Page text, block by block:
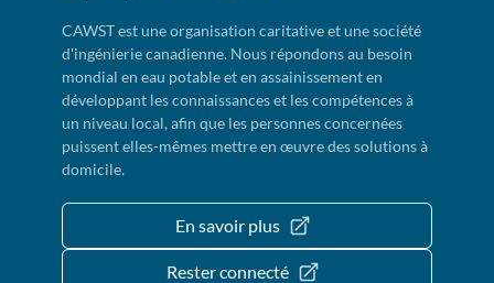
CAWST est une organisation caritative et une société
d'ingénierie canadienne. Nous répondons au besoin
mondial en eau potable et en assainissement en
développant les connaissances et les compétences à
un niveau local, afin que les personnes concernées
puissent elles-mêmes mettre en œuvre des solutions à
domicile.
En savoir plus
Rester connecté